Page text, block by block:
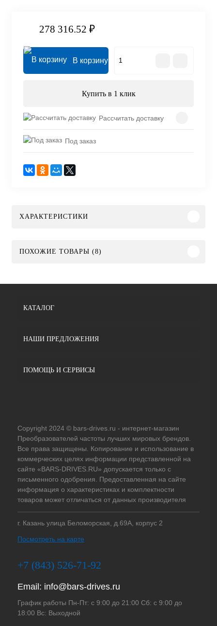
278 316.52 ₽
В корзину
Купить в 1 клик
Рассчитать доставку
Под заказ
ХАРАКТЕРИСТИКИ
ПОХОЖИЕ ТОВАРЫ (8)
КАТАЛОГ
НАШИ ПРЕДЛОЖЕНИЯ
ПОМОЩЬ И СЕРВИСЫ
Copyright 2024 © bars-drives.ru - интернет-магазин
Преобразователей частоты лучших мировых брендов.
Все права защищены. Копирование и использование в
коммерческих целях информации представленной на
сайте «BARS-DRIVES.RU» допускается только с
письменного одобрения. Предоставленная на сайте
информация о характеристиках и комплектности
товаров может отличаться от данных производителя
г. Казань улица Беломорская, д.69А, корпус 2
Посмотреть на карте
+7 (843) 526-71-92
Email: info@bars-drives.ru
График работы Пн-Пт: с 9:00 до 21:00 Сб: с 9:00 до
18:00 Вс: Выходной